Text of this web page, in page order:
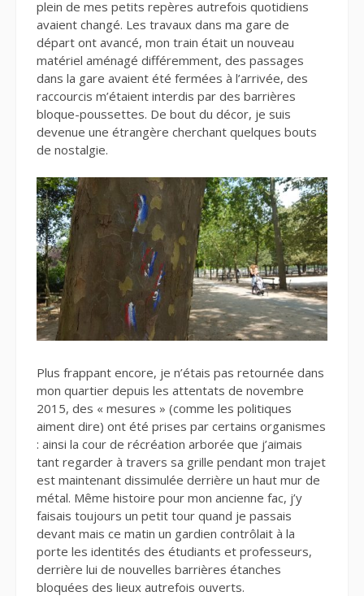
plein de mes petits repères autrefois quotidiens
avaient changé. Les travaux dans ma gare de
départ ont avancé, mon train était un nouveau
matériel aménagé différemment, des passages
dans la gare avaient été fermées à l’arrivée, des
raccourcis m’étaient interdis par des barrières
bloque-poussettes. De bout du décor, je suis
devenue une étrangère cherchant quelques bouts
de nostalgie.
Plus frappant encore, je n’étais pas retournée dans
mon quartier depuis les attentats de novembre
2015, des « mesures » (comme les politiques
aiment dire) ont été prises par certains organismes
: ainsi la cour de récréation arborée que j’aimais
tant regarder à travers sa grille pendant mon trajet
est maintenant dissimulée derrière un haut mur de
métal. Même histoire pour mon ancienne fac, j’y
faisais toujours un petit tour quand je passais
devant mais ce matin un gardien contrôlait à la
porte les identités des étudiants et professeurs,
derrière lui de nouvelles barrières étanches
bloquées des lieux autrefois ouverts.